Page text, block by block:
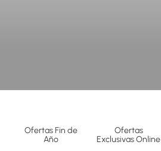
Ofertas Fin de
Año
Ofertas
Exclusivas Online